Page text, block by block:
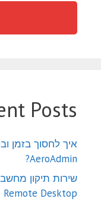
Posts
איך לחסוך בזמן
AeroAdmin?
Remote Desktop – חסכון בכסף, נוחות ויעילות